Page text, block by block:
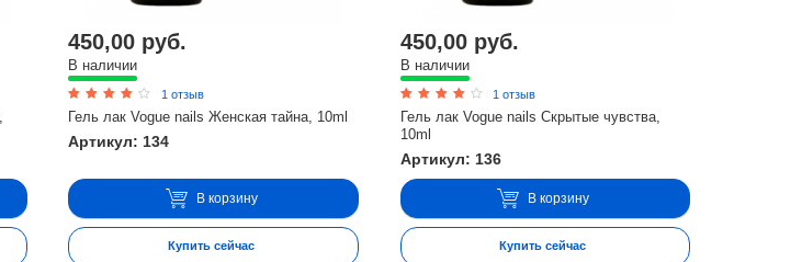
450,00 руб.
В наличии
1 отзыв
Гель лак Vogue nails Женская тайна, 10ml
Артикул: 134
В корзину
Купить сейчас
450,00 руб.
В наличии
1 отзыв
Гель лак Vogue nails Скрытые чувства,
10ml
Артикул: 136
В корзину
Купить сейчас